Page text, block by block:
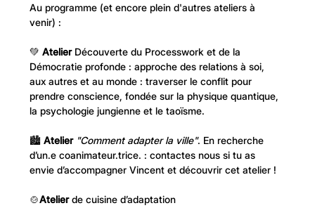
Au programme (et encore plein d'autres ateliers à
venir) :
💚 Atelier Découverte du Processwork et de la
Démocratie profonde : approche des relations à soi,
aux autres et au monde : traverser le conflit pour
prendre conscience, fondée sur la physique quantique,
la psychologie jungienne et le taoïsme.
🏙️ Atelier "Comment adapter la ville". En recherche
d’un.e coanimateur.trice. : contactes nous si tu as
envie d’accompagner Vincent et découvrir cet atelier !
🍲Atelier de cuisine d’adaptation